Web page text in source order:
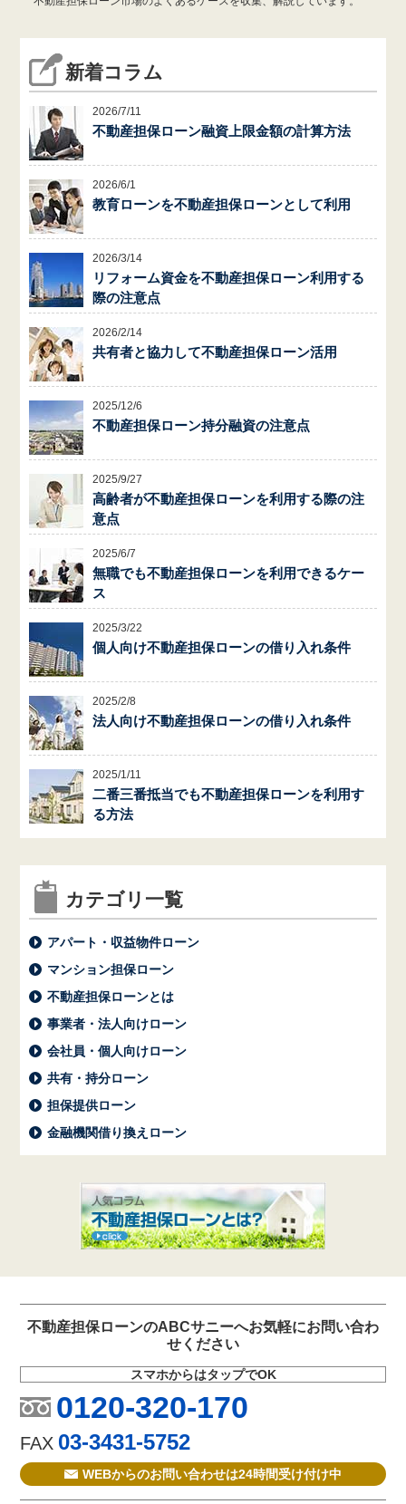
新着コラム
2026/7/11
不動産担保ローン融資上限金額の計算方法
2026/6/1
教育ローンを不動産担保ローンとして利用
2026/3/14
リフォーム資金を不動産担保ローン利用する
際の注意点
2026/2/14
共有者と協力して不動産担保ローン活用
2025/12/6
不動産担保ローン持分融資の注意点
2025/9/27
高齢者が不動産担保ローンを利用する際の注
意点
2025/6/7
無職でも不動産担保ローンを利用できるケー
ス
2025/3/22
個人向け不動産担保ローンの借り入れ条件
2025/2/8
法人向け不動産担保ローンの借り入れ条件
2025/1/11
二番三番抵当でも不動産担保ローンを利用す
る方法
カテゴリ一覧
アパート・収益物件ローン
マンション担保ローン
不動産担保ローンとは
事業者・法人向けローン
会社員・個人向けローン
共有・持分ローン
担保提供ローン
金融機関借り換えローン
不動産担保ローンのABCサニーへお気軽にお問い合わ
せください
スマホからはタップでOK
0120-320-170
FAX 03-3431-5752
WEBからのお問い合わせは24時間受け付け中